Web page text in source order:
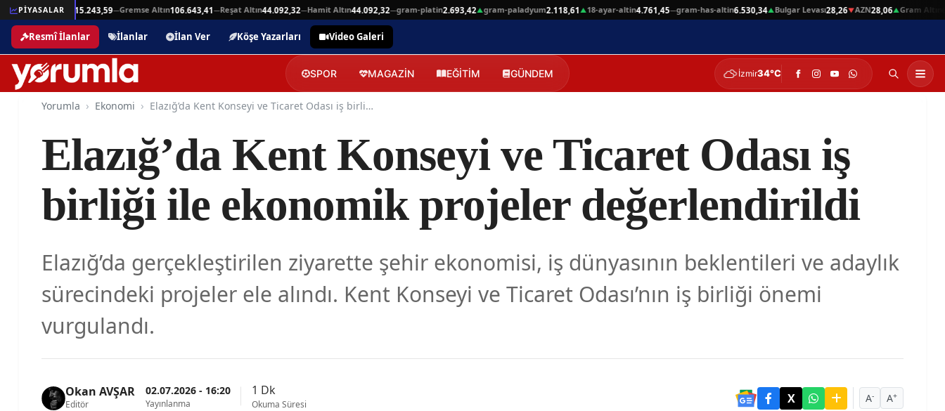
PİYASALAR
—Beşli Altın215.243,59—Gremse Altın106.643,41—Reşat Altın44.092,32—Hamit Altın44.092,32—gram-platin2.693,42▲gram-paladyum2.118,61▲18-ayar-altin4.761,45—gram-has-altin6.530,34▲Bulgar Levası28,26▼AZN28,06▲Gram Altın
Resmî İlanlar İlanlar İlan Ver Köşe Yazarları Video Galeri
SPOR MAGAZİN EĞİTİM GÜNDEM İzmir34°C
Yorumla Ekonomi Elazığ’da Kent Konseyi ve Ticaret Odası iş birliği ile ekonomik projeler değerlendirildi
Elazığ’da Kent Konseyi ve Ticaret Odası iş
birliği ile ekonomik projeler değerlendirildi
Elazığ’da gerçekleştirilen ziyarette şehir ekonomisi, iş dünyasının beklentileri ve adaylık
sürecindeki projeler ele alındı. Kent Konseyi ve Ticaret Odası’nın iş birliği önemi
vurgulandı.
Okan AVŞAR
Editör
02.07.2026 - 16:20
Yayınlanma
1 Dk
Okuma Süresi A- A+